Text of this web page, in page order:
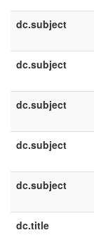
dc.subject
dc.subject
dc.subject
dc.subject
dc.subject
dc.title